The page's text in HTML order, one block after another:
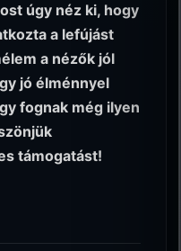
úgy néz ki, hogy
a lefújást
a nézők jól
jó élménnyel
fognak még ilyen
támogatást!